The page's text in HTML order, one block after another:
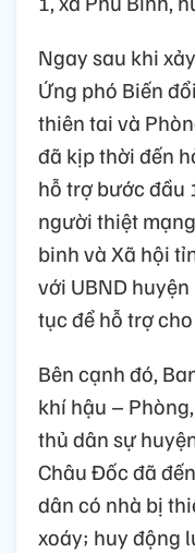
Ngay sau khi
Ứng phó Biến
thiên tai và
đã kịp thời đến
hỗ trợ bước đầu
người thiệt
binh và Xã hội
với UBND
tục để hỗ trợ
Bên cạnh đó,
khí hậu –
thủ dân sự
Châu Đốc đã
dân có nhà bị
xoáy; huy động